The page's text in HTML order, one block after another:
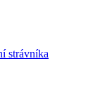
strávníka